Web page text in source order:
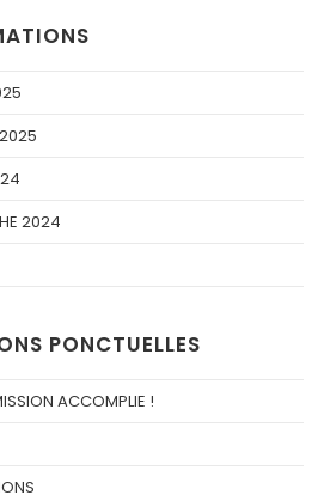
2024
PONCTUELLES
ACCOMPLIE !